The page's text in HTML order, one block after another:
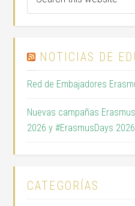
NOTICIAS DE
Red de Embajadores
Nuevas campañas
2026 y #ErasmusDays
CATEGORÍAS